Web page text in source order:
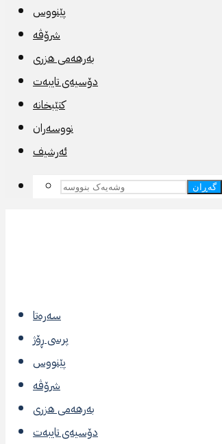
پێنووس
شرۆڤە
بەرهەمی هزری
دۆسیەی تایبەت
کتێبخانە
نووسەران
ئەرشیف
گەڕان
سەرەتا
پرسی ڕۆژ
پێنووس
شرۆڤە
بەرهەمی هزری
دۆسیەی تایبەت